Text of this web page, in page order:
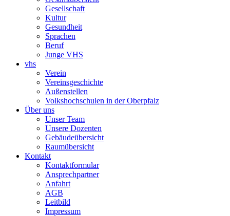
Gesellschaft
Kultur
Gesundheit
Sprachen
Beruf
Junge VHS
vhs
Verein
Vereinsgeschichte
Außenstellen
Volkshochschulen in der Oberpfalz
Über uns
Unser Team
Unsere Dozenten
Gebäudeübersicht
Raumübersicht
Kontakt
Kontaktformular
Ansprechpartner
Anfahrt
AGB
Leitbild
Impressum